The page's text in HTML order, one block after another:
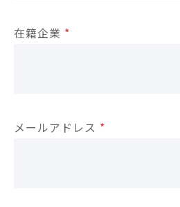
在籍企業 *
メールアドレス *